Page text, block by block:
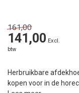
161,00
141,00 Excl.
btw
Herbruikbare
kopen voor in de